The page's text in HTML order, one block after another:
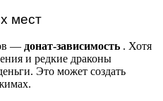
мест
— донат-зависимость . Хотя
и редкие драконы
Это может создать